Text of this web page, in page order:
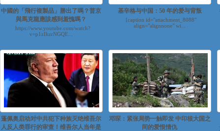
中國的「飛行複製品」勝出了嗎？普京
與馬克龍應該感到羞愧嗎？
https://www.youtube.com/watch?
v=p1zIhzrNGQE...
基辛格与中国：50 年的爱与背叛
[caption id="attachment_8088"
align="alignnone" wi...
蓬佩奥启动对中共犯下种族灭绝维吾尔
人反人类罪行的审查！维吾尔人当年是
邓琛：紧张局势一触即发 中印核大国之
间的爱恨情仇